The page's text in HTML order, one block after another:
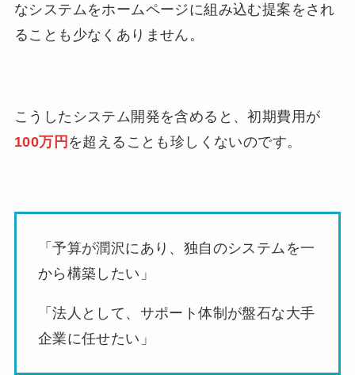
なシステムをホームページに組み込む提案をされ
ることも少なくありません。
こうしたシステム開発を含めると、初期費用が
100万円 を超えることも珍しくないのです。
「予算が潤沢にあり、独自のシステムを一
から構築したい」
「法人として、サポート体制が盤石な大手
企業に任せたい」